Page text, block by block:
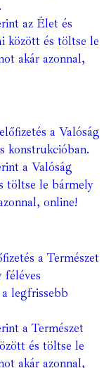
az Élet és
között és töltse le
akár azonnal,
a Valóság
konstrukcióban.
a Valóság
töltse le bármely
online!
a Természet
féléves
legfrissebb
a Természet
és töltse le
akár azonnal,